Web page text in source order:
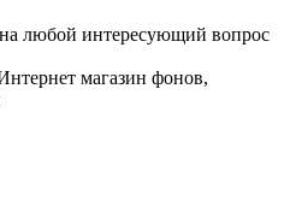
любой интересующий вопрос
магазин фонов,